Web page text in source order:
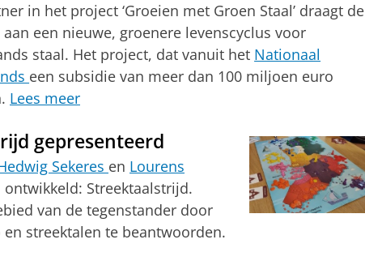
in het project ‘Groeien met Groen Staal’ draagt de
aan een nieuwe, groenere levenscyclus voor
staal. Het project, dat vanuit het Nationaal
een subsidie van meer dan 100 miljoen euro
Lees meer
gepresenteerd
Sekeres en Lourens
Streektaalstrijd.
van de tegenstander door
streektalen te beantwoorden.